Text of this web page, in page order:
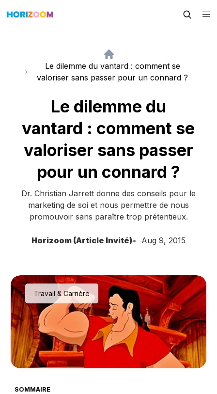
Le dilemme du vantard : comment se
valoriser sans passer pour un connard ?
Le dilemme du
vantard : comment se
valoriser sans passer
pour un connard ?
Dr. Christian Jarrett donne des conseils pour le
marketing de soi et nous permettre de nous
promouvoir sans paraître trop prétentieux.
Horizoom (Article Invité) Aug 9, 2015
Travail & Carrière
SOMMAIRE